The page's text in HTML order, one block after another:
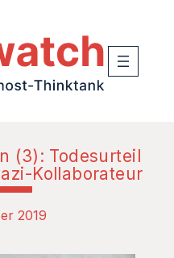
(3): Todesurteil
Kollaborateur
2019